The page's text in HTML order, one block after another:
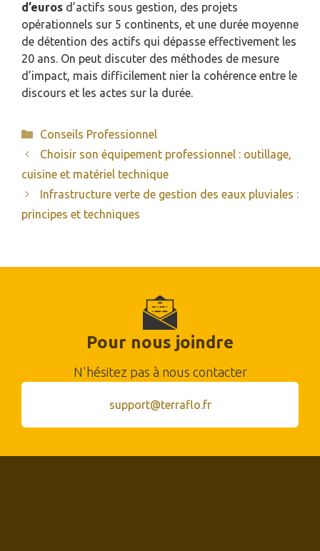
d’euros d’actifs sous gestion, des projets
opérationnels sur 5 continents, et une durée moyenne
de détention des actifs qui dépasse effectivement les
20 ans. On peut discuter des méthodes de mesure
d’impact, mais difficilement nier la cohérence entre le
discours et les actes sur la durée.
Catégories
Conseils Professionnel
Choisir son équipement professionnel : outillage,
cuisine et matériel technique
Infrastructure verte de gestion des eaux pluviales :
principes et techniques
Pour nous joindre
N'hésitez pas à nous contacter
support@terraflo.fr